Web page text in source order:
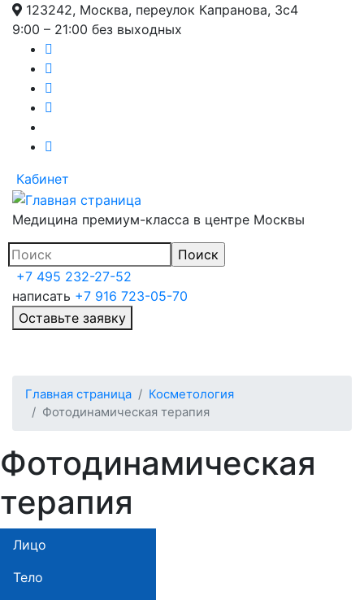
Перейти
123242, Москва, переулок Капранова, 3с4
9:00 – 21:00 без выходных
Кабинет
Медицина премиум-класса в центре Москвы
+7 495 232-27-52
написать +7 916 723-05-70
Оставьте заявку
Главная страница
Косметология
Фотодинамическая терапия
Фотодинамическая
терапия
Лицо
Тело